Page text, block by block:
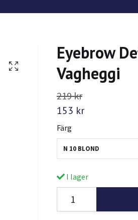
Eyebrow
Vagheggi
219 kr
153 kr
Färg
N 10 BLOND
I lager